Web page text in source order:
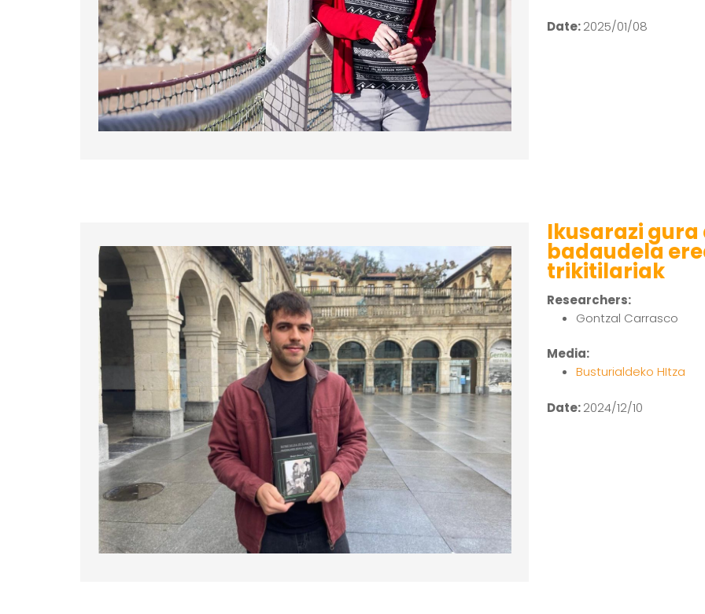
Date:2025/01/08
Ikusarazi gura
badaudela
trikitilariak
Researchers:
Gontzal Carrasco
Media:
Busturialdeko HItza
Date:2024/12/10